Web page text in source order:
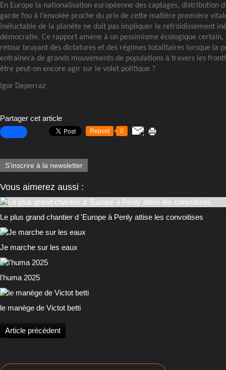
En Europe la nationalisation européenne des captages, distribution
garde fou à l’envolée proche du prix de cette matière première
inéluctable de la planète ne doit pas impliquer le refroidissement
démocratie. Ce rapport amène à un pessimisme écologique
retour bruyant des dictatures et des régimes totalitaires lorsque la
entraînera de grands mouvements de populations à travers les
être peut-on encore agir sur le volet politique ?
Igor Deperraz
Partager cet article
Repost 0
S'inscrire à la newsletter
Vous aimerez aussi :
Le plus grand chantier d 'Europe à Penly attise les convoitises
Je marche sur les eaux
l'huma 2025
le manège de Victot betti
Article précédent